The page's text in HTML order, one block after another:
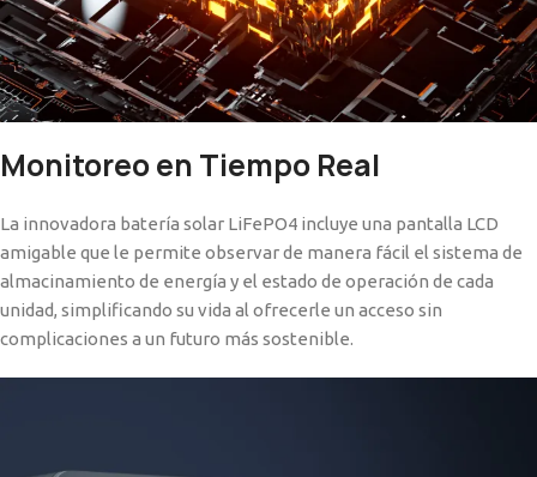
Monitoreo en Tiempo Real
La innovadora batería solar LiFePO4 incluye una pantalla LCD
amigable que le permite observar de manera fácil el sistema de
almacinamiento de energía y el estado de operación de cada
unidad, simplificando su vida al ofrecerle un acceso sin
complicaciones a un futuro más sostenible.